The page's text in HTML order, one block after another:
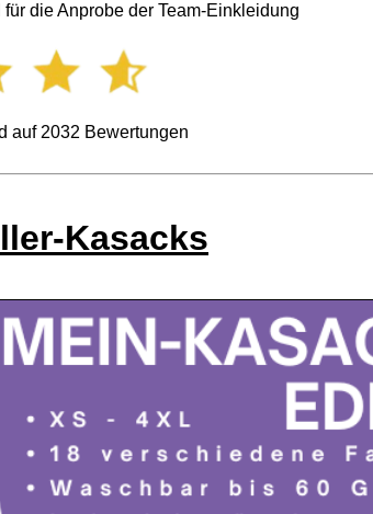
die Anprobe der Team-Einkleidung
auf 2032 Bewertungen
Kasacks